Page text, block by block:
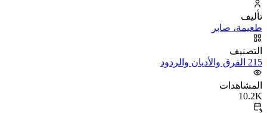
تأليف
طعيمة، صابر
التصنيف
215 الفرق والأديان والردود
المشاهدات
10.2K